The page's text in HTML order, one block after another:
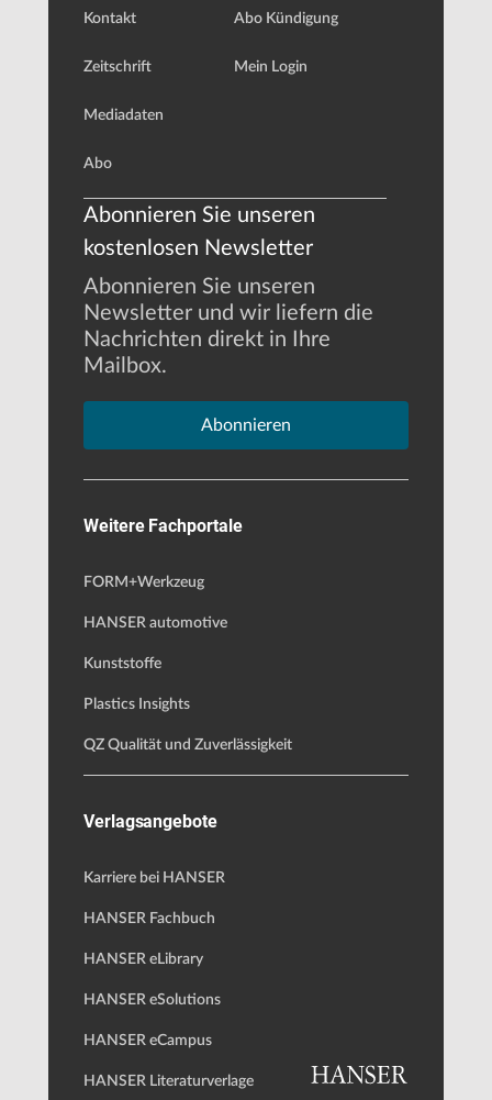
Kontakt
Zeitschrift
Mediadaten
Abo
Abo Kündigung
Mein Login
Abonnieren Sie unseren
kostenlosen Newsletter
Abonnieren Sie unseren
Newsletter und wir liefern die
Nachrichten direkt in Ihre
Mailbox.
Abonnieren
Weitere Fachportale
FORM+Werkzeug
HANSER automotive
Kunststoffe
Plastics Insights
QZ Qualität und Zuverlässigkeit
Verlagsangebote
Karriere bei HANSER
HANSER Fachbuch
HANSER eLibrary
HANSER eSolutions
HANSER eCampus
HANSER Literaturverlage